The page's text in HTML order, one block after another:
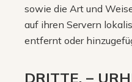
sowie die Art und
auf ihren Servern
entfernt oder
DRITTE. –